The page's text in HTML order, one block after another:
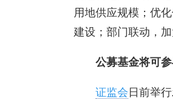
用地供应规模；优
建设；部门联动，
公募基金将可
证监会 日前举